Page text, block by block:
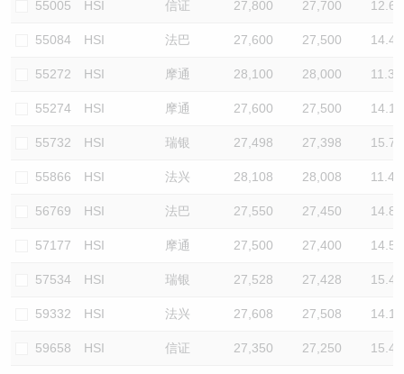
55005 HSI 信证 27,800 27,700 12.6
55084 HSI 法巴 27,600 27,500 14.4
55272 HSI 摩通 28,100 28,000 11.3
55274 HSI 摩通 27,600 27,500 14.1
55732 HSI 瑞银 27,498 27,398 15.7
55866 HSI 法兴 28,108 28,008 11.4
56769 HSI 法巴 27,550 27,450 14.8
57177 HSI 摩通 27,500 27,400 14.5
57534 HSI 瑞银 27,528 27,428 15.4
59332 HSI 法兴 27,608 27,508 14.1
59658 HSI 信证 27,350 27,250 15.4